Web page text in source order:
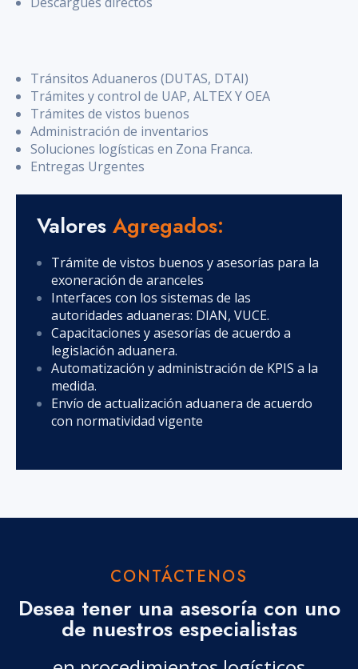
Tránsitos Aduaneros (DUTAS, DTAI)
Trámites y control de UAP, ALTEX Y OEA
Trámites de vistos buenos
Administración de inventarios
Soluciones logísticas en Zona Franca.
Entregas Urgentes
Valores Agregados:
Trámite de vistos buenos y asesorías para la
exoneración de aranceles
Interfaces con los sistemas de las
autoridades aduaneras: DIAN, VUCE.
Capacitaciones y asesorías de acuerdo a
legislación aduanera.
Automatización y administración de KPIS a la
medida.
Envío de actualización aduanera de acuerdo
con normatividad vigente
CONTÁCTENOS
Desea tener una asesoría con uno
de nuestros especialistas